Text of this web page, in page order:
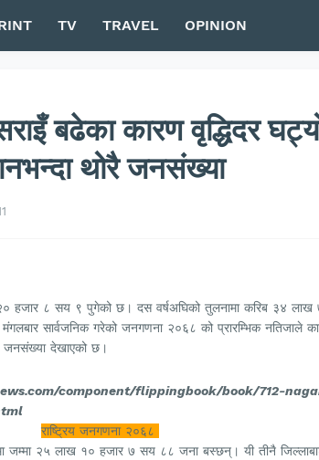
TV TRAVEL OPINION
बढेका कारण वृद्धिदर
थोरै जनसंख्या
हजार ८ सय ९ पुगेको छ। दस वर्षअघिको तुलनामा करिब ३४ लाख
सार्वजनिक गरेको जनगणना २०६८ को प्रारम्भिक नतिजाले
जनसंख्या देखाएको छ।
component/flippingbook/book/712-
राष्ट्रिय जनगणना २०६८
जम्मा २५ लाख १० हजार ७ सय ८८ जना बस्छन्। यी तीनै